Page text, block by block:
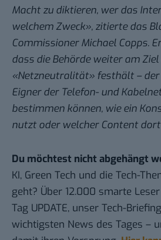
Macht zu diktieren, wer das
welchem Zweck», zitierte das
Commissioner Michael Copps.
dass die Behörde weiter am
«Netzneutralität» festhält – der
Eigner der Telefon- und
bestimmen können, wie ein
nutzt oder welcher Content
Du möchtest nicht abgehängt
KI, Green Tech und die Tech-
geht? Über 12.000 smarte
Tag UPDATE, unser Tech-
wichtigsten News des Tages –